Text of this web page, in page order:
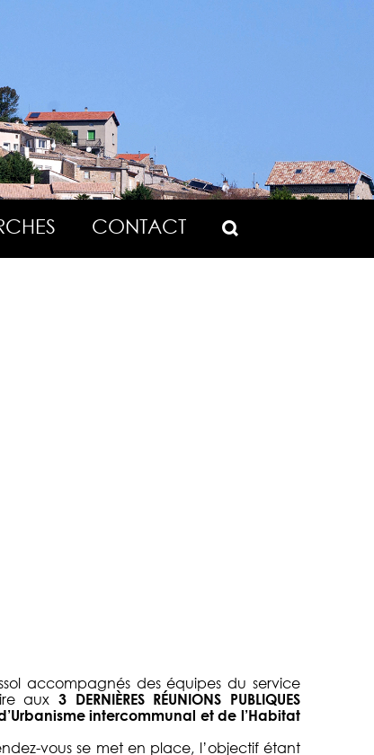
CONTACT
accompagnés des équipes du service
aux 3 DERNIÈRES RÉUNIONS PUBLIQUES
intercommunal et de l’Habitat
vous se met en place, l’objectif étant